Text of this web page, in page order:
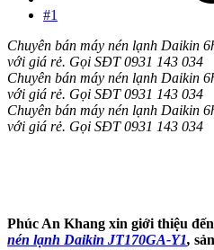
#1
Chuyên bán máy nén lạnh Daikin
với giá rẻ. Gọi SĐT 0931 143 034
Chuyên bán máy nén lạnh Daikin
với giá rẻ. Gọi SĐT 0931 143 034
Chuyên bán máy nén lạnh Daikin
với giá rẻ. Gọi SĐT 0931 143 034
Phúc An Khang xin giới thiệu
nén lạnh Daikin JT170GA-Y1,